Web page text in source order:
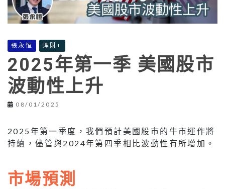
張永恒 理財+
2025年第一季 美國股市
波動性上升
08/01/2025
2025年第一季度，我們預計美國股市的牛市運作將
持續，儘管與2024年第四季相比波動性有所增加。
市場預測